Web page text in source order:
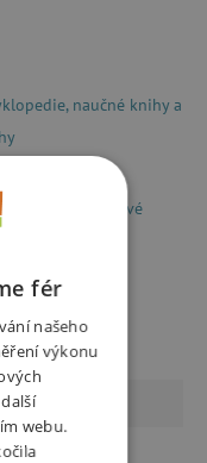
naučné knihy a
pro nejmenší
a samolepkové
fér
našeho
výkonu
webu.